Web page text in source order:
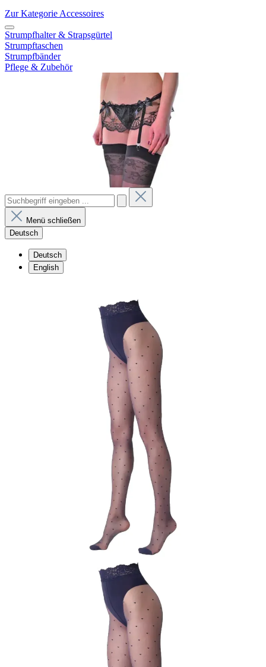
Zur Kategorie Accessoires
Strumpfhalter & Strapsgürtel
Strumpftaschen
Strumpfbänder
Pflege & Zubehör
Menü schließen
Deutsch
Deutsch
English